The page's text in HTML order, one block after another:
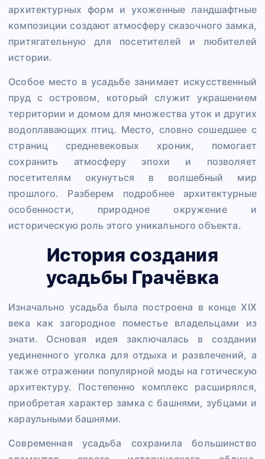
архитектурных форм и ухоженные ландшафтные
композиции создают атмосферу сказочного замка,
притягательную для посетителей и любителей
истории.
Особое место в усадьбе занимает искусственный
пруд с островом, который служит украшением
территории и домом для множества уток и других
водоплавающих птиц. Место, словно сошедшее с
страниц средневековых хроник, помогает
сохранить атмосферу эпохи и позволяет
посетителям окунуться в волшебный мир
прошлого. Разберем подробнее архитектурные
особенности, природное окружение и
историческую роль этого уникального объекта.
История создания
усадьбы Грачёвка
Изначально усадьба была построена в конце XIX
века как загородное поместье владельцами из
знати. Основая идея заключалась в создании
уединенного уголка для отдыха и развлечений, а
также отражении популярной моды на готическую
архитектуру. Постепенно комплекс расширялся,
приобретая характер замка с башнями, зубцами и
караульными башнями.
Современная усадьба сохранила большинство